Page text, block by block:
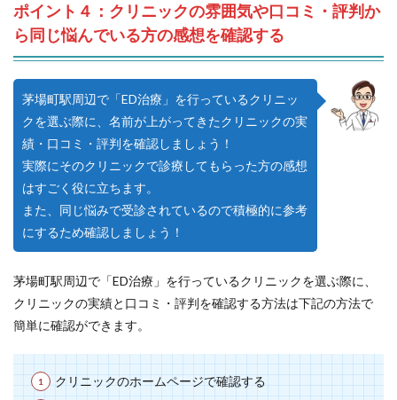
ポイント４：クリニックの雰囲気や口コミ・評判か
ら同じ悩んでいる方の感想を確認する
茅場町駅周辺で「ED治療」を行っているクリニッ
クを選ぶ際に、名前が上がってきたクリニックの実
績・口コミ・評判を確認しましょう！
実際にそのクリニックで診療してもらった方の感想
はすごく役に立ちます。
また、同じ悩みで受診されているので積極的に参考
にするため確認しましょう！
茅場町駅周辺で「ED治療」を行っているクリニックを選ぶ際に、
クリニックの実績と口コミ・評判を確認する方法は下記の方法で
簡単に確認ができます。
クリニックのホームページで確認する